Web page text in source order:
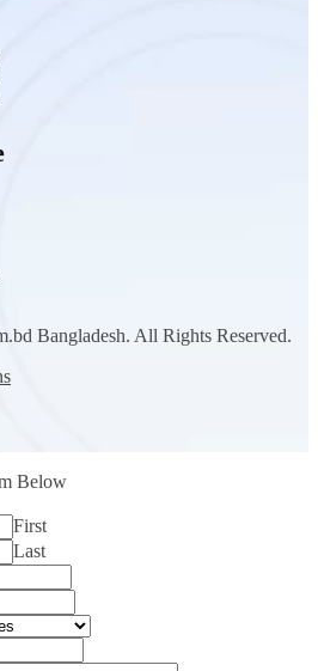
Bangladesh. All Rights Reserved.
Below
First
Last